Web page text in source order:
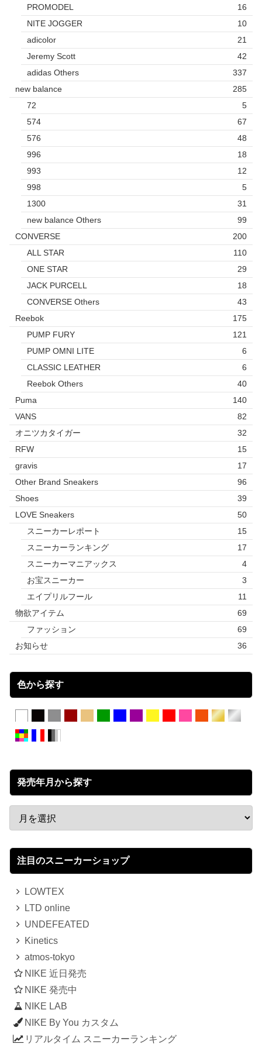
PROMODEL
16
NITE JOGGER
10
adicolor
21
Jeremy Scott
42
adidas Others
337
new balance
285
72
5
574
67
576
48
996
18
993
12
998
5
1300
31
new balance Others
99
CONVERSE
200
ALL STAR
110
ONE STAR
29
JACK PURCELL
18
CONVERSE Others
43
Reebok
175
PUMP FURY
121
PUMP OMNI LITE
6
CLASSIC LEATHER
6
Reebok Others
40
Puma
140
VANS
82
オニツカタイガー
32
RFW
15
gravis
17
Other Brand Sneakers
96
Shoes
39
LOVE Sneakers
50
スニーカーレポート
15
スニーカーランキング
17
スニーカーマニアックス
4
お宝スニーカー
3
エイプリルフール
11
物欲アイテム
69
ファッション
69
お知らせ
36
色から探す
発売年月から探す
注目のスニーカーショップ
LOWTEX
LTD online
UNDEFEATED
Kinetics
atmos-tokyo
NIKE 近日発売
NIKE 発売中
NIKE LAB
NIKE By You カスタム
リアルタイム スニーカーランキング